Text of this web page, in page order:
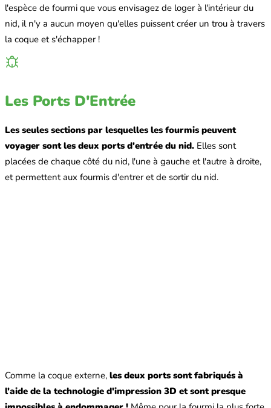
l'espèce de fourmi que vous envisagez de loger à l'intérieur du
nid, il n'y a aucun moyen qu'elles puissent créer un trou à travers
la coque et s'échapper !
Les Ports D'Entrée
Les seules sections par lesquelles les fourmis peuvent
voyager sont les deux ports d'entrée du nid. Elles sont
placées de chaque côté du nid, l'une à gauche et l'autre à droite,
et permettent aux fourmis d'entrer et de sortir du nid.
Comme la coque externe, les deux ports sont fabriqués à
l'aide de la technologie d'impression 3D et sont presque